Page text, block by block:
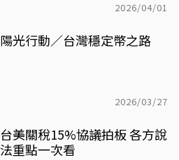
2026/04/01
陽光行動／台灣穩定幣之路
2026/03/27
台美關稅15%協議拍板 各方說
法重點一次看